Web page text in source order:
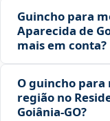
Guincho para
Aparecida de
mais em conta?
O guincho
região no
Goiânia‑GO?